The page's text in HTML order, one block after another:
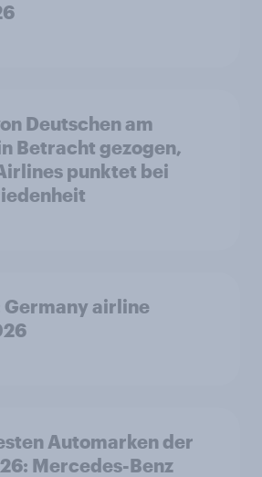
Deutschen am
Betracht gezogen,
punktet bei
Germany airline
Automarken der
Mercedes-Benz